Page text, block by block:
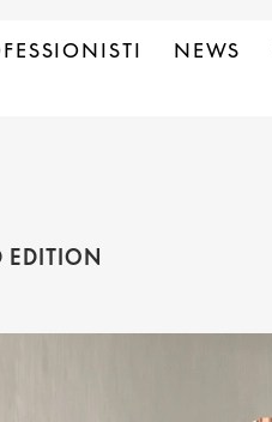
NEWS
EDITION